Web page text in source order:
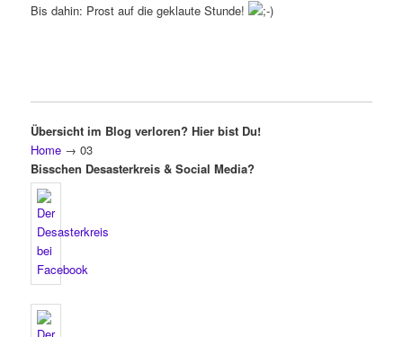
Bis dahin: Prost auf die geklaute Stunde!
Übersicht im Blog verloren? Hier bist Du!
Home → 03
Bisschen Desasterkreis & Social Media?